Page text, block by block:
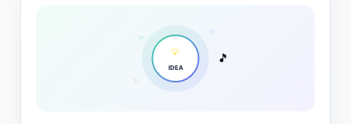
💡
IDEA
🎵
✨
✨
✨